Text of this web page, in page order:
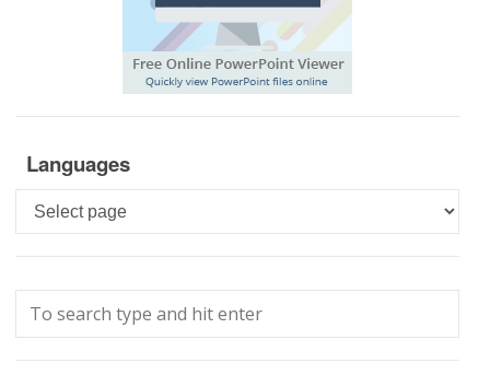
Languages
Languages